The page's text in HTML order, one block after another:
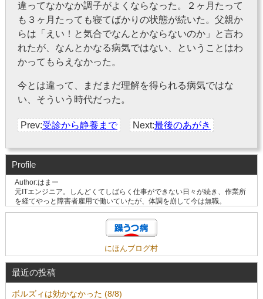
違ってなかなか調子がよくならなった。２ヶ月たって
も３ヶ月たっても寝てばかりの状態が続いた。父親か
らは「えい！と気合でなんとかならないのか」と言わ
れたが、なんとかなる病気ではない、ということはわ
かってもらえなかった。
今とは違って、まだまだ理解を得られる病気ではな
い、そういう時代だった。
Prev:受診から静養まで Next:最後のあがき
Profile
Author:はまー
元ITエンジニア。しんどくてしばらく仕事ができない日々が続き、作業所
を経てやっと障害者雇用で働いていたが、体調を崩して今は無職。
にほんブログ村
最近の投稿
ボルズィは効かなかった (8/8)